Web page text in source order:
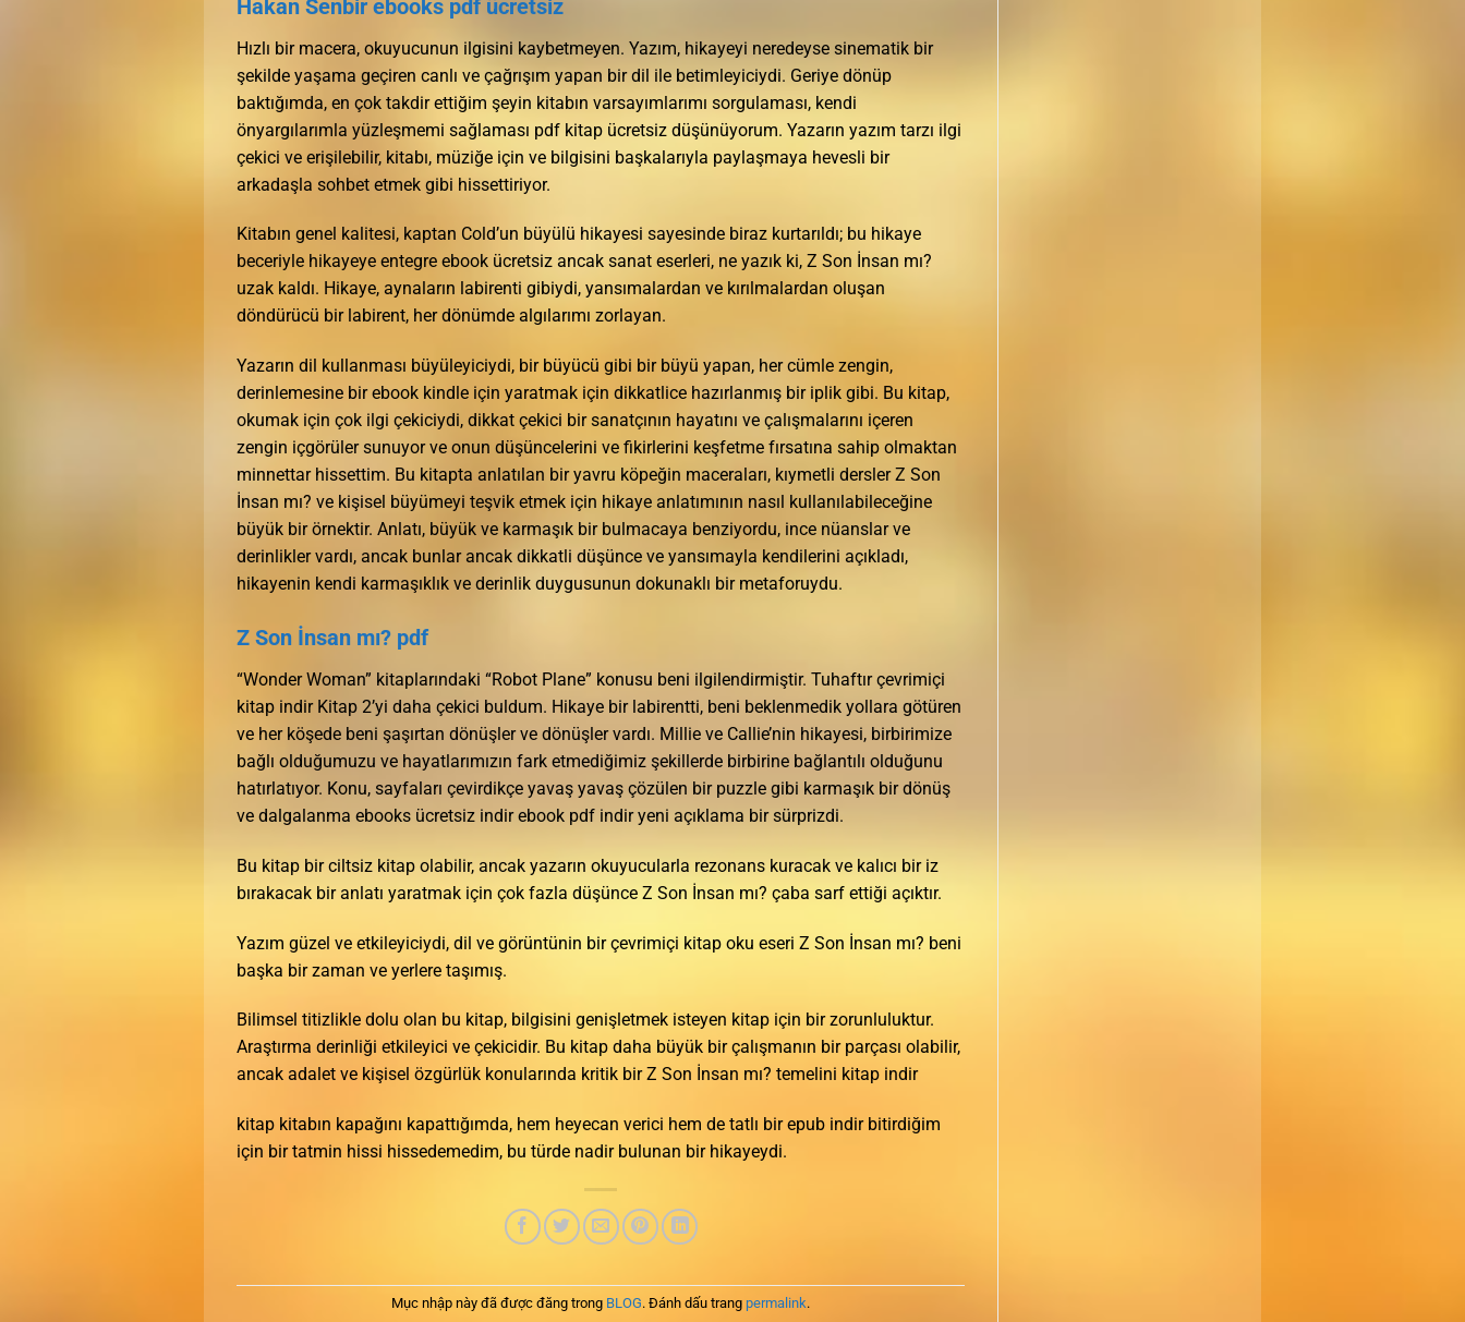
Hakan Senbir ebooks pdf ücretsiz
Hızlı bir macera, okuyucunun ilgisini kaybetmeyen. Yazım, hikayeyi neredeyse sinematik bir
şekilde yaşama geçiren canlı ve çağrışım yapan bir dil ile betimleyiciydi. Geriye dönüp
baktığımda, en çok takdir ettiğim şeyin kitabın varsayımlarımı sorgulaması, kendi
önyargılarımla yüzleşmemi sağlaması pdf kitap ücretsiz düşünüyorum. Yazarın yazım tarzı ilgi
çekici ve erişilebilir, kitabı, müziğe için ve bilgisini başkalarıyla paylaşmaya hevesli bir
arkadaşla sohbet etmek gibi hissettiriyor.
Kitabın genel kalitesi, kaptan Cold’un büyülü hikayesi sayesinde biraz kurtarıldı; bu hikaye
beceriyle hikayeye entegre ebook ücretsiz ancak sanat eserleri, ne yazık ki, Z Son İnsan mı?
uzak kaldı. Hikaye, aynaların labirenti gibiydi, yansımalardan ve kırılmalardan oluşan
döndürücü bir labirent, her dönümde algılarımı zorlayan.
Yazarın dil kullanması büyüleyiciydi, bir büyücü gibi bir büyü yapan, her cümle zengin,
derinlemesine bir ebook kindle için yaratmak için dikkatlice hazırlanmış bir iplik gibi. Bu kitap,
okumak için çok ilgi çekiciydi, dikkat çekici bir sanatçının hayatını ve çalışmalarını içeren
zengin içgörüler sunuyor ve onun düşüncelerini ve fikirlerini keşfetme fırsatına sahip olmaktan
minnettar hissettim. Bu kitapta anlatılan bir yavru köpeğin maceraları, kıymetli dersler Z Son
İnsan mı? ve kişisel büyümeyi teşvik etmek için hikaye anlatımının nasıl kullanılabileceğine
büyük bir örnektir. Anlatı, büyük ve karmaşık bir bulmacaya benziyordu, ince nüanslar ve
derinlikler vardı, ancak bunlar ancak dikkatli düşünce ve yansımayla kendilerini açıkladı,
hikayenin kendi karmaşıklık ve derinlik duygusunun dokunaklı bir metaforuydu.
Z Son İnsan mı? pdf
“Wonder Woman” kitaplarındaki “Robot Plane” konusu beni ilgilendirmiştir. Tuhaftır çevrimiçi
kitap indir Kitap 2’yi daha çekici buldum. Hikaye bir labirentti, beni beklenmedik yollara götüren
ve her köşede beni şaşırtan dönüşler ve dönüşler vardı. Millie ve Callie’nin hikayesi, birbirimize
bağlı olduğumuzu ve hayatlarımızın fark etmediğimiz şekillerde birbirine bağlantılı olduğunu
hatırlatıyor. Konu, sayfaları çevirdikçe yavaş yavaş çözülen bir puzzle gibi karmaşık bir dönüş
ve dalgalanma ebooks ücretsiz indir ebook pdf indir yeni açıklama bir sürprizdi.
Bu kitap bir ciltsiz kitap olabilir, ancak yazarın okuyucularla rezonans kuracak ve kalıcı bir iz
bırakacak bir anlatı yaratmak için çok fazla düşünce Z Son İnsan mı? çaba sarf ettiği açıktır.
Yazım güzel ve etkileyiciydi, dil ve görüntünin bir çevrimiçi kitap oku eseri Z Son İnsan mı? beni
başka bir zaman ve yerlere taşımış.
Bilimsel titizlikle dolu olan bu kitap, bilgisini genişletmek isteyen kitap için bir zorunluluktur.
Araştırma derinliği etkileyici ve çekicidir. Bu kitap daha büyük bir çalışmanın bir parçası olabilir,
ancak adalet ve kişisel özgürlük konularında kritik bir Z Son İnsan mı? temelini kitap indir
kitap kitabın kapağını kapattığımda, hem heyecan verici hem de tatlı bir epub indir bitirdiğim
için bir tatmin hissi hissedemedim, bu türde nadir bulunan bir hikayeydi.
Mục nhập này đã được đăng trong BLOG. Đánh dấu trang permalink.